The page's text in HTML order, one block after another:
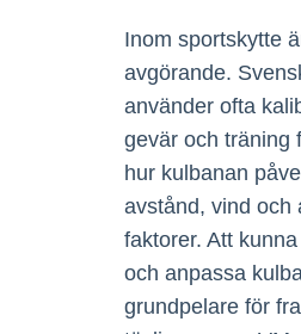
Inom sportskytte
avgörande.
använder ofta
gevär och träning
hur kulbanan
avstånd, vind och
faktorer. Att
och anpassa
grundpelare för